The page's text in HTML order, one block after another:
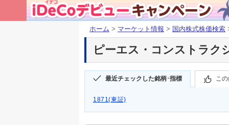
ホーム > マーケット情報 > 国内株式株価検索
ピーエス・コンストラク
最近チェックした銘柄･指標 こ
1871(東証)